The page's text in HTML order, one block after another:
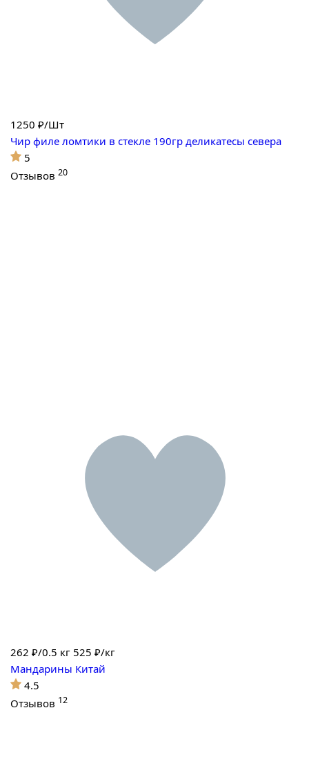
1250 ₽/Шт
Чир филе ломтики в стекле 190гр деликатесы севера
5
Отзывов 20
262 ₽/0.5 кг 525 ₽/кг
Мандарины Китай
4.5
Отзывов 12